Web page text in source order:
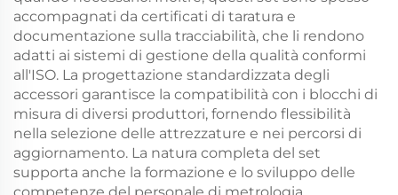
accompagnati da certificati di taratura e
documentazione sulla tracciabilità, che li rendono
adatti ai sistemi di gestione della qualità conformi
all'ISO. La progettazione standardizzata degli
accessori garantisce la compatibilità con i blocchi di
misura di diversi produttori, fornendo flessibilità
nella selezione delle attrezzature e nei percorsi di
aggiornamento. La natura completa del set
supporta anche la formazione e lo sviluppo delle